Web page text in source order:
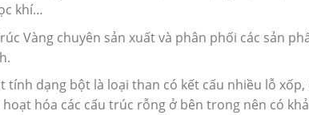
khí…
Vàng chuyên sản xuất và phân phối các sản
tính dạng bột là loại than có kết cấu nhiều lỗ
hóa các cấu trúc rỗng ở bên trong nên có